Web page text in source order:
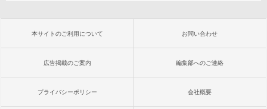
本サイトのご利用について お問い合わせ
広告掲載のご案内 編集部へのご連絡
プライバシーポリシー 会社概要